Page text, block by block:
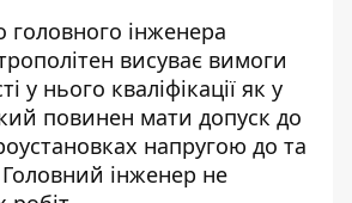
головного інженера
висуває вимоги
у нього кваліфікації як у
повинен мати допуск до
напругою до та
інженер не